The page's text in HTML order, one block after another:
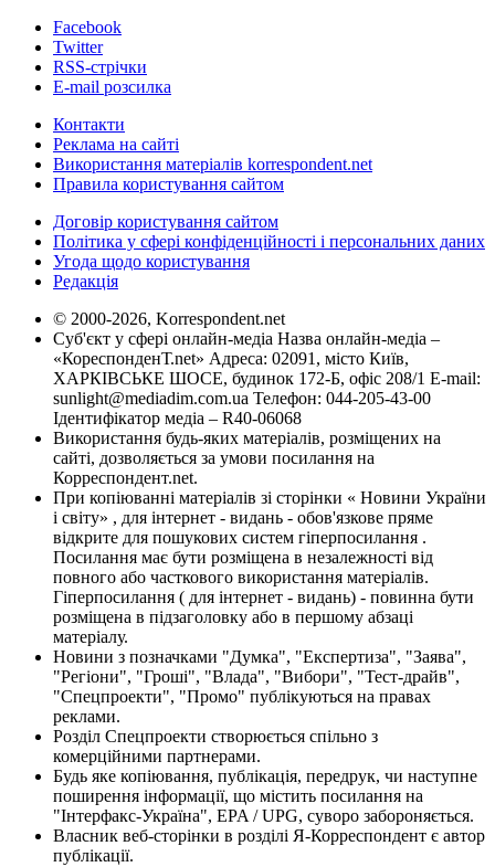
Facebook
Twitter
RSS-стрічки
E-mail розсилка
Контакти
Реклама на сайті
Використання матеріалів korrespondent.net
Правила користування сайтом
Договір користування сайтом
Політика у сфері конфіденційності і персональних даних
Угода щодо користування
Редакція
© 2000-2026, Korrespondent.net
Суб'єкт у сфері онлайн-медіа Назва онлайн-медіа –
«КореспонденТ.net» Адреса: 02091, місто Київ,
ХАРКІВСЬКЕ ШОСЕ, будинок 172-Б, офіс 208/1 E-mail:
sunlight@mediadim.com.ua Телефон: 044-205-43-00
Ідентифікатор медіа – R40-06068
Використання будь-яких матеріалів, розміщених на
сайті, дозволяється за умови посилання на
Корреспондент.net.
При копіюванні матеріалів зі сторінки « Новини України
і світу» , для інтернет - видань - обов'язкове пряме
відкрите для пошукових систем гіперпосилання .
Посилання має бути розміщена в незалежності від
повного або часткового використання матеріалів.
Гіперпосилання ( для інтернет - видань) - повинна бути
розміщена в підзаголовку або в першому абзаці
матеріалу.
Новини з позначками "Думка", "Експертиза", "Заява",
"Регіони", "Гроші", "Влада", "Вибори", "Тест-драйв",
"Спецпроекти", "Промо" публікуються на правах
реклами.
Розділ Спецпроекти створюється спільно з
комерційними партнерами.
Будь яке копіювання, публікація, передрук, чи наступне
поширення інформації, що містить посилання на
"Інтерфакс-Україна", EPA / UPG, суворо забороняється.
Власник веб-сторінки в розділі Я-Корреспондент є автор
публікації.